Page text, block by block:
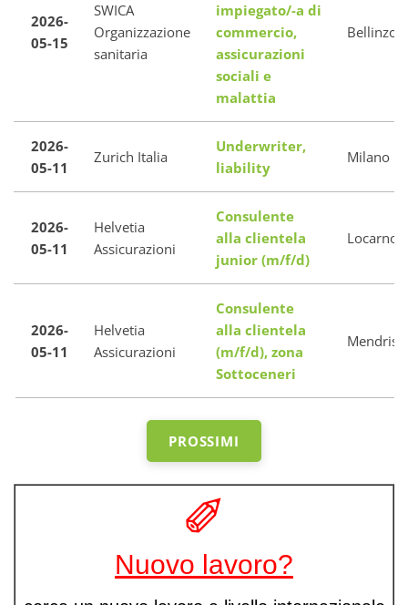
2026-
05-15
SWICA
Organizzazione
sanitaria
impiegato/-a di
commercio,
assicurazioni
sociali e
malattia
2026-
05-11
Zurich Italia
Underwriter,
liability
Milano
2026-
05-11
Helvetia
Assicurazioni
Consulente
alla clientela
junior (m/f/d)
Locarno
2026-
05-11
Helvetia
Assicurazioni
Consulente
alla clientela
(m/f/d), zona
Sottoceneri
PROSSIMI